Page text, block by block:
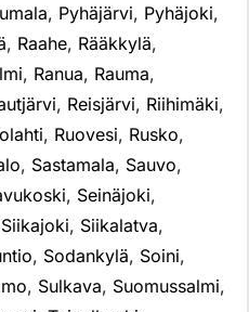
, Pyhäjärvi, Pyhäjoki,
, Raahe, Rääkkylä,
, Ranua, Rauma,
, Reisjärvi, Riihimäki,
, Ruovesi, Rusko,
, Sastamala, Sauvo,
, Seinäjoki,
Siikajoki, Siikalatva,
, Sodankylä, Soini,
, Sulkava, Suomussalmi,